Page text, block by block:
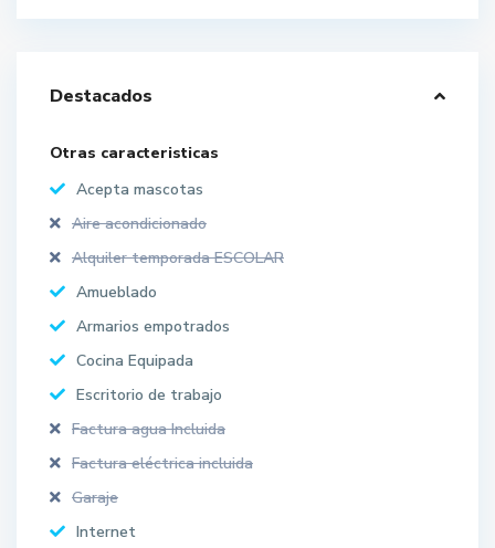
Destacados
Otras caracteristicas
Acepta mascotas
Aire acondicionado
Alquiler temporada ESCOLAR
Amueblado
Armarios empotrados
Cocina Equipada
Escritorio de trabajo
Factura agua Incluida
Factura eléctrica incluida
Garaje
Internet